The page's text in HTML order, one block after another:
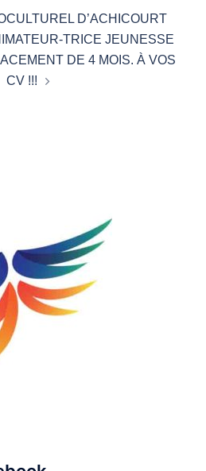
D’ACHICOURT
TRICE JEUNESSE
DE 4 MOIS. À VOS
CV !!!